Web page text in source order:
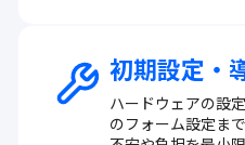
初期設定・
ハードウェアの設
のフォーム設定ま